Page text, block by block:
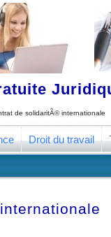
de solidaritÃ© internationale
Droit du travail